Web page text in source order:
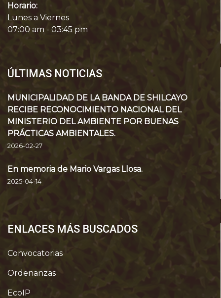
Horario:
Lunes a Viernes
07:00 am - 03:45 pm
ÚLTIMAS NOTICIAS
MUNICIPALIDAD DE LA BANDA DE SHILCAYO
RECIBE RECONOCIMIENTO NACIONAL DEL
MINISTERIO DEL AMBIENTE POR BUENAS
PRÁCTICAS AMBIENTALES.
2026-02-27
En memoria de Mario Vargas Llosa.
2025-04-14
ENLACES MÁS BUSCADOS
Convocatorias
Ordenanzas
EcoIP